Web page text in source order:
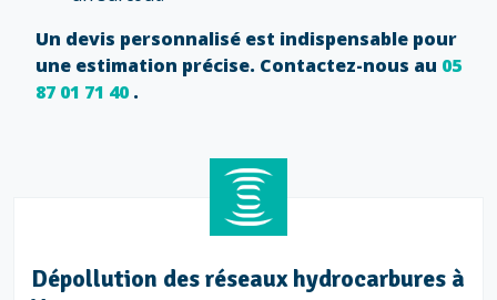
Un devis personnalisé est indispensable pour
une estimation précise. Contactez-nous au 05
87 01 71 40.
hydrocarbures à
Dépollution des